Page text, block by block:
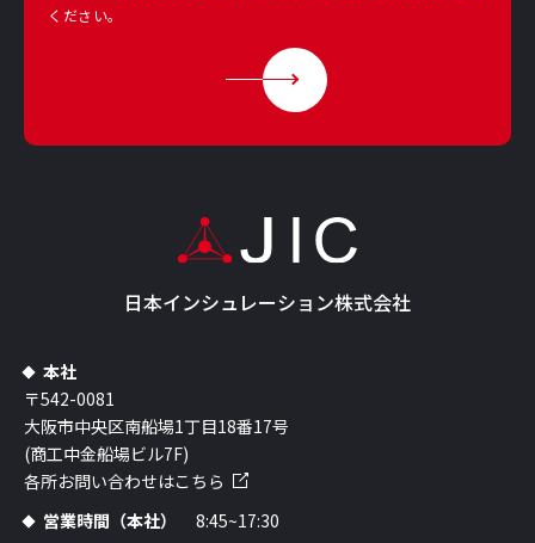
ください。
日本インシュレーション株式会社
本社
〒542-0081
大阪市中央区南船場1丁目18番17号
(商工中金船場ビル7F)
各所お問い合わせはこちら
営業時間（本社）
8:45~17:30